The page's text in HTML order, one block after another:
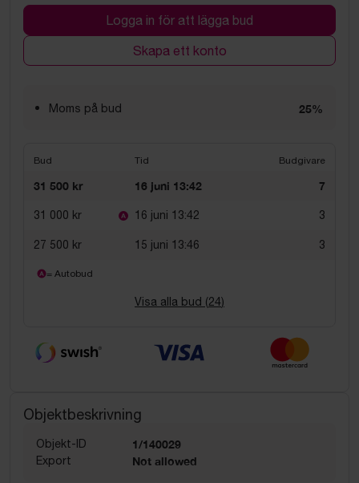
Logga in för att lägga bud
Skapa ett konto
Moms på bud 25%
Bud Tid Budgivare
31 500 kr 16 juni 13:42 7
31 000 kr 16 juni 13:42 3
27 500 kr 15 juni 13:46 3
= Autobud
Visa alla bud (24)
Objektbeskrivning
Objekt-ID 1/140029
Export Not allowed